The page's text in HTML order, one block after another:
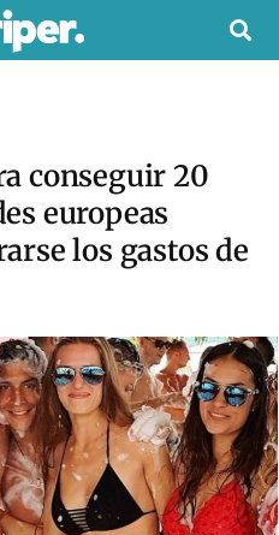
conseguir 20
europeas
los gastos de